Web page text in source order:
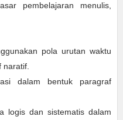
pembelajaran menulis,
pola urutan waktu
dalam bentuk paragraf
logis dan sistematis dalam